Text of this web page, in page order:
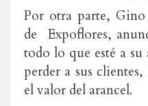
Por otra parte, Gino
de Expoflores,
todo lo que esté a
perder a sus
el valor del arancel.